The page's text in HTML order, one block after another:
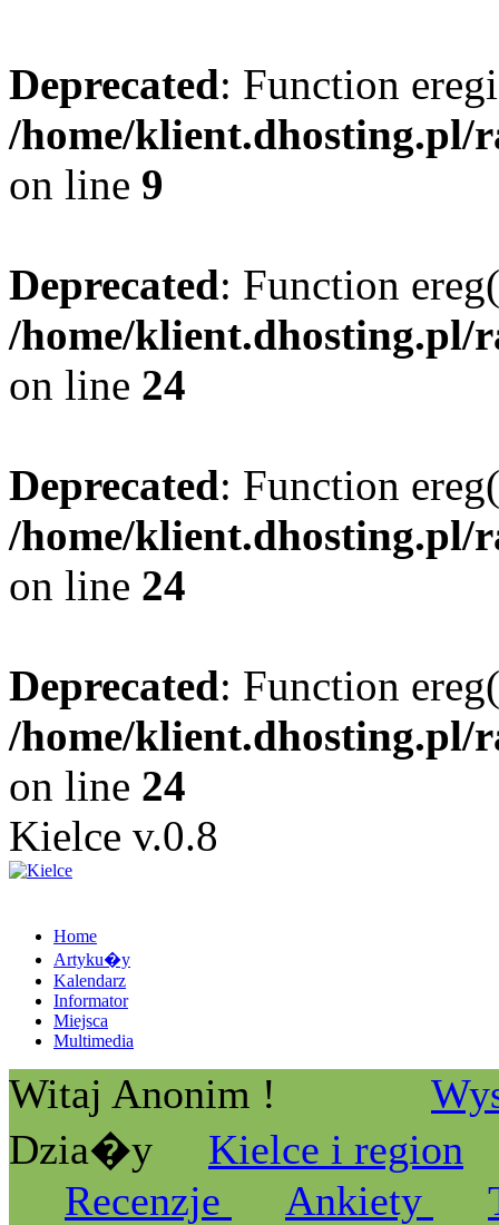
Deprecated: Function
/home/klient.dhosting.pl/
on line 9
Deprecated: Function
/home/klient.dhosting.pl/
on line 24
Deprecated: Function
/home/klient.dhosting.pl/
on line 24
Deprecated: Function
/home/klient.dhosting.pl/
on line 24
Kielce v.0.8
Home
Artyku�y
Kalendarz
Informator
Miejsca
Multimedia
Witaj Anonim !
Dzia�y
Kielce i region
Recenzje
Ankiety